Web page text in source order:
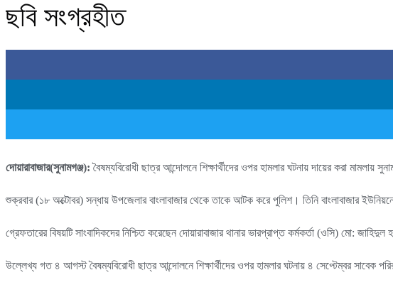
ছবি সংগ্রহীত
দোয়ারাবাজার(সুনামগঞ্জ):বৈষম্যবিরোধী ছাত্র আন্দোলনে শিক্ষার্থীদের ওপর হামলার ঘটনায় দায়ের করা
শুক্রবার (১৮ অক্টোবর) সন্ধায় উপজেলার বাংলাবাজার থেকে তাকে আটক করে পুলিশ। তিনি বাংলাবাজার ইউনিয়নের
গ্রেফতারের বিষয়টি সাংবাদিকদের নিশ্চিত করেছেন দোয়ারাবাজার থানার ভারপ্রাপ্ত কর্মকর্তা (ওসি) মো: জাহিদুল
উল্লেখ্য গত ৪ আগস্ট বৈষম্যবিরোধী ছাত্র আন্দোলনে শিক্ষার্থীদের ওপর হামলার ঘটনায় ৪ সেপ্টেম্বর সাবেক